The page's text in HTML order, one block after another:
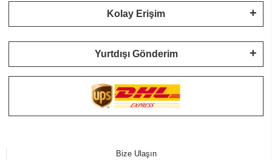
Kolay Erişim
Yurtdışı Gönderim
Bize Ulaşın